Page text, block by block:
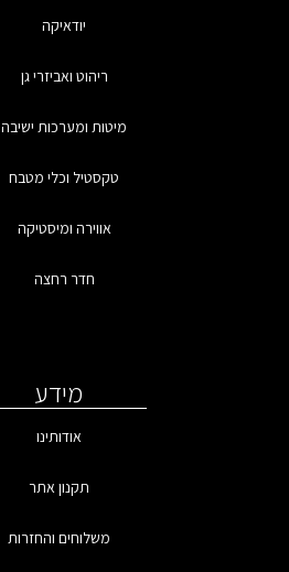
יודאיקה
ריהוט ואביזרי גן
מיטות ומערכות ישיבה
טקסטיל וכלי מטבח
אווירה ומיסטיקה
חדר רחצה
מידע
אודותינו
תקנון אתר
משלוחים והחזרות